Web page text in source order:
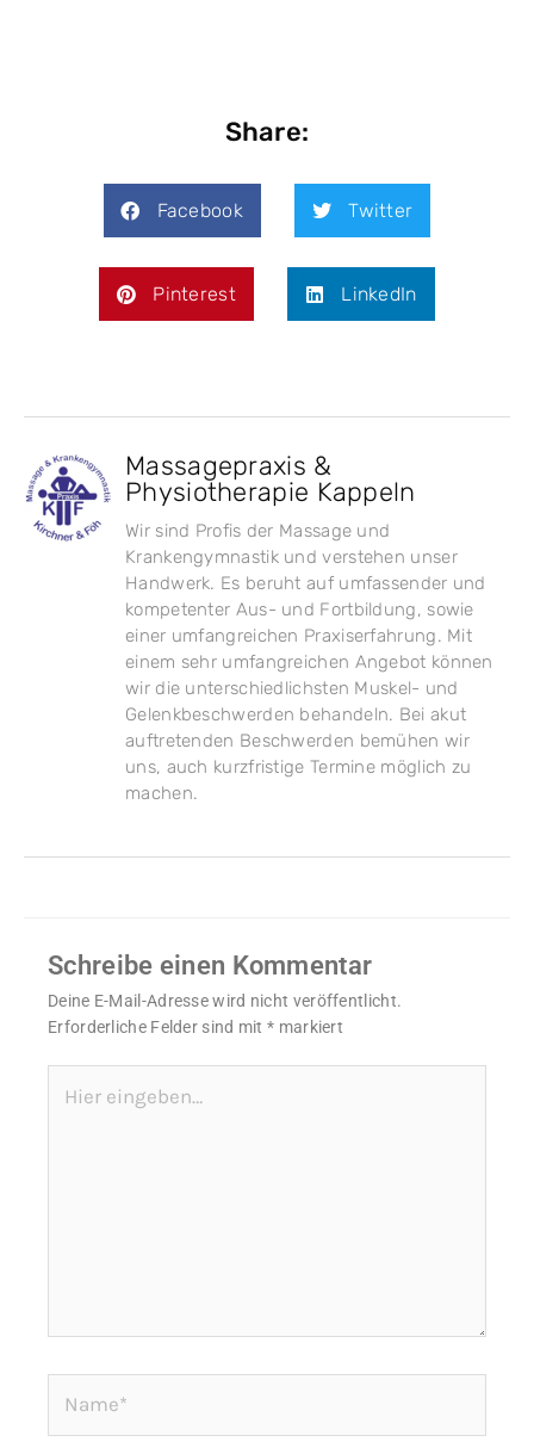
Share:
Facebook Twitter
Pinterest LinkedIn
Massagepraxis &
Physiotherapie Kappeln
Wir sind Profis der Massage und
Krankengymnastik und verstehen unser
Handwerk. Es beruht auf umfassender und
kompetenter Aus- und Fortbildung, sowie
einer umfangreichen Praxiserfahrung. Mit
einem sehr umfangreichen Angebot können
wir die unterschiedlichsten Muskel- und
Gelenkbeschwerden behandeln. Bei akut
auftretenden Beschwerden bemühen wir
uns, auch kurzfristige Termine möglich zu
machen.
Schreibe einen Kommentar
Deine E-Mail-Adresse wird nicht veröffentlicht.
Erforderliche Felder sind mit* markiert
eingeben…